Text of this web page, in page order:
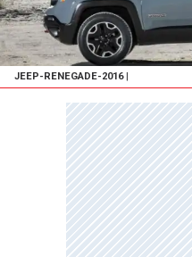
JEEP-RENEGADE-2016|